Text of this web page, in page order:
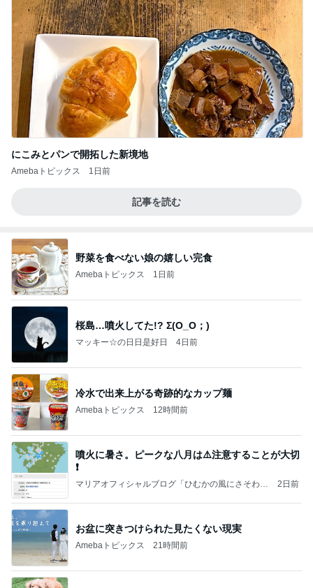
にこみとパンで開拓した新境地
Amebaトピックス 1日前
記事を読む
野菜を食べない娘の嬉しい完食
Amebaトピックス 1日前
桜島…噴火してた!? Σ(O_O；)
マッキー☆の日日是好日 4日前
冷水で出来上がる奇跡的なカップ麺
Amebaトピックス 12時間前
噴火に暑さ。ピークな八月は⚠️注意することが大切
❗️
マリアオフィシャルブログ「ひむかの風にさそわれ
2日前
お盆に突きつけられた見たくない現実
Amebaトピックス 21時間前